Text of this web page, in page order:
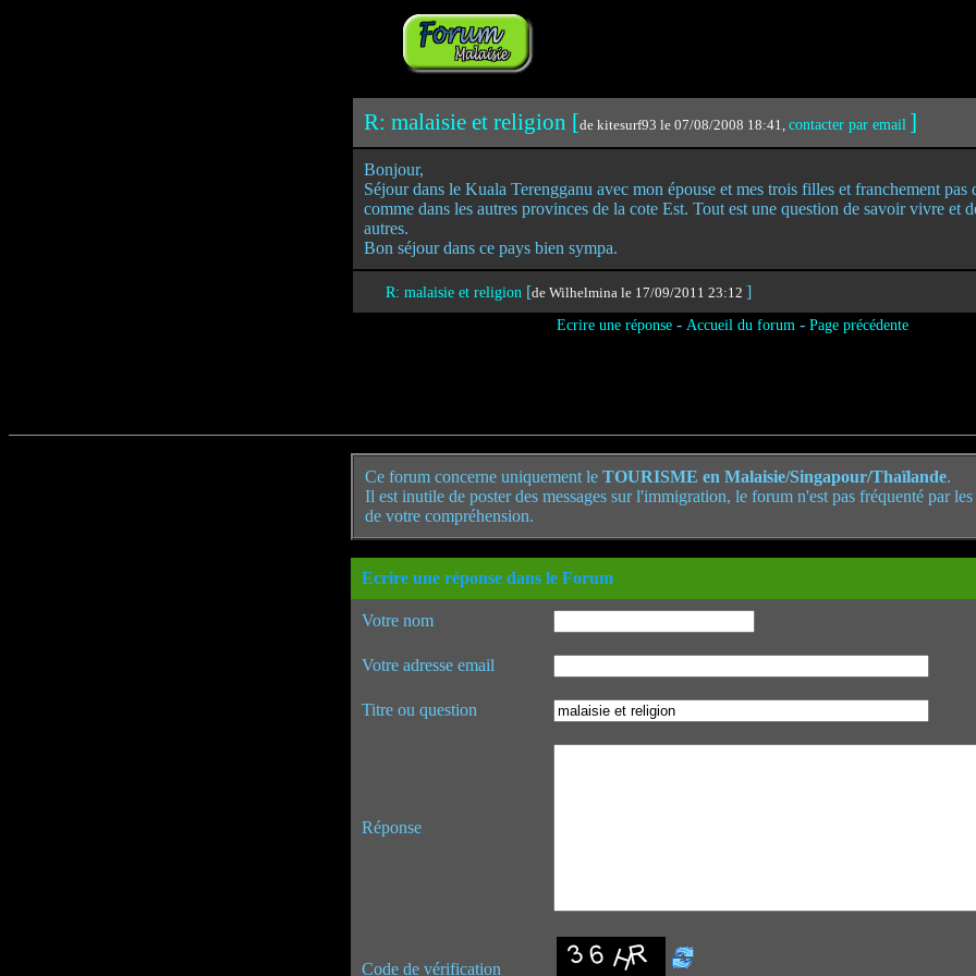
R: malaisie et religion [de kitesurf93 le 07/08/2008 18:41, contacter par email ]
Bonjour,
Séjour dans le Kuala Terengganu avec mon épouse et mes trois filles et franchement pas
comme dans les autres provinces de la cote Est. Tout est une question de savoir vivre et
autres.
Bon séjour dans ce pays bien sympa.
R: malaisie et religion [de Wilhelmina le 17/09/2011 23:12 ]
Ecrire une réponse- Accueil du forum - Page précédente
Ce forum concerne uniquement le TOURISME en Malaisie/Singapour/Thaïlande.
Il est inutile de poster des messages sur l'immigration, le forum n'est pas fréquenté par
de votre compréhension.
Ecrire une réponse dans le Forum
Votre nom
Votre adresse email
Titre ou question
Réponse
Code de vérification